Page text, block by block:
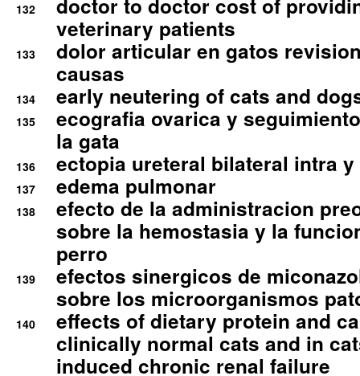
132
doctor to doctor cost of
veterinary patients
133
dolor articular en gatos
causas
134 early neutering of cats and
135
ecografia ovarica y
la gata
136 ectopia ureteral bilateral intra
137 edema pulmonar
138
efecto de la administracion
sobre la hemostasia y la
perro
139
efectos sinergicos de
sobre los microorganismos
140
effects of dietary protein and
clinically normal cats and in
induced chronic renal failure